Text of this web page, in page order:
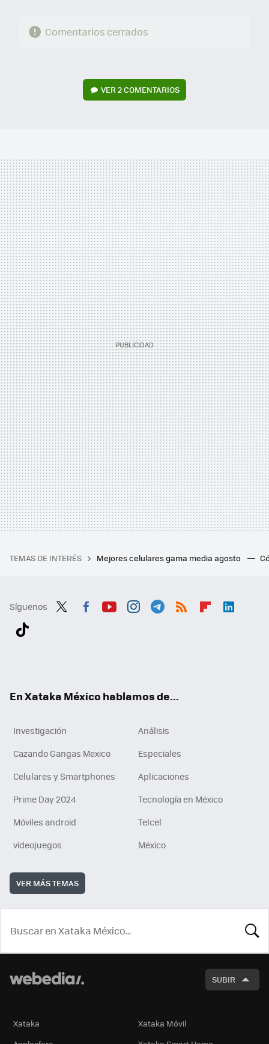
Comentarios cerrados
VER2 COMENTARIOS
TEMAS DE INTERÉS Mejores celulares gama media agosto
Síguenos
En Xataka México hablamos de...
Investigación
Análisis
Cazando Gangas Mexico
Especiales
Celulares y Smartphones
Aplicaciones
Prime Day 2024
Tecnología en México
Móviles android
Telcel
videojuegos
México
VER MÁS TEMAS
SUBIR
Xataka
Xataka Móvil